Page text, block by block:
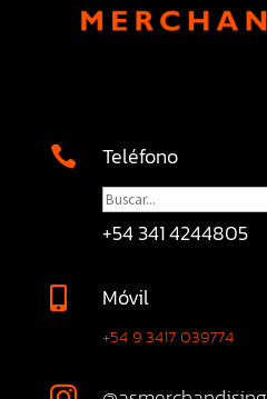
 Teléfono
+54 341 4244805
 Móvil
+54 9 3417 039774